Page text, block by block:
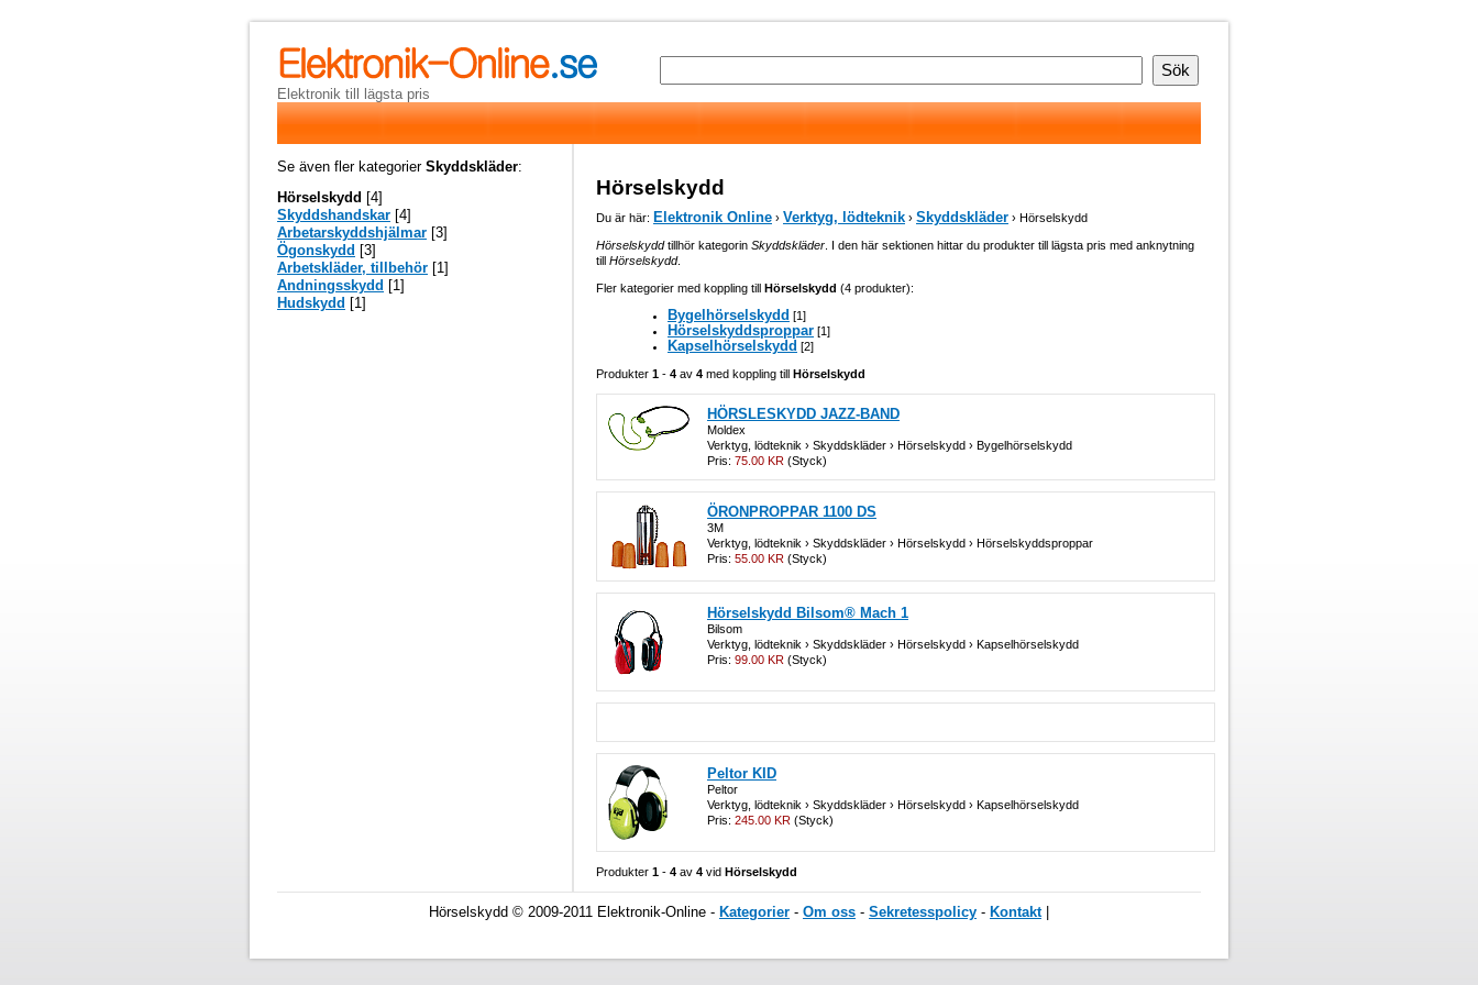
Elektronik till lägsta pris
Hörselskydd
Du är här: Elektronik Online › Verktyg, lödteknik › Skyddskläder › Hörselskydd
Hörselskyddtillhör kategorin Skyddskläder . I den här sektionen hittar du produkter till lägsta pris med anknytning
till Hörselskydd.
Fler kategorier med koppling till Hörselskydd (4 produkter):
Bygelhörselskydd [1]
Hörselskyddsproppar [1]
Kapselhörselskydd [2]
Produkter 1 - 4 av 4 med koppling till Hörselskydd
HÖRSLESKYDD JAZZ-BAND
Moldex
Verktyg, lödteknik › Skyddskläder › Hörselskydd › Bygelhörselskydd
Pris: 75.00 KR (Styck)
ÖRONPROPPAR 1100 DS
3M
Verktyg, lödteknik › Skyddskläder › Hörselskydd › Hörselskyddsproppar
Pris: 55.00 KR (Styck)
Hörselskydd Bilsom® Mach 1
Bilsom
Verktyg, lödteknik › Skyddskläder › Hörselskydd › Kapselhörselskydd
Pris: 99.00 KR (Styck)
Peltor KID
Peltor
Verktyg, lödteknik › Skyddskläder › Hörselskydd › Kapselhörselskydd
Pris: 245.00 KR (Styck)
Produkter 1 - 4 av 4 vid Hörselskydd
Se även fler kategorier Skyddskläder:
Hörselskydd [4]
Skyddshandskar [4]
Arbetarskyddshjälmar [3]
Ögonskydd [3]
Arbetskläder, tillbehör [1]
Andningsskydd [1]
Hudskydd [1]
Hörselskydd © 2009-2011 Elektronik-Online - Kategorier - Om oss - Sekretesspolicy - Kontakt|